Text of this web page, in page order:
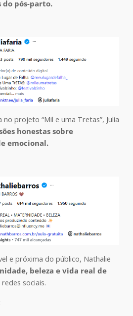
do pós-parto.
no projeto “Mil e uma Tretas”, Julia
honestas sobre
emocional.
e próxima do público, Nathalie
beleza e vida real de
redes sociais.